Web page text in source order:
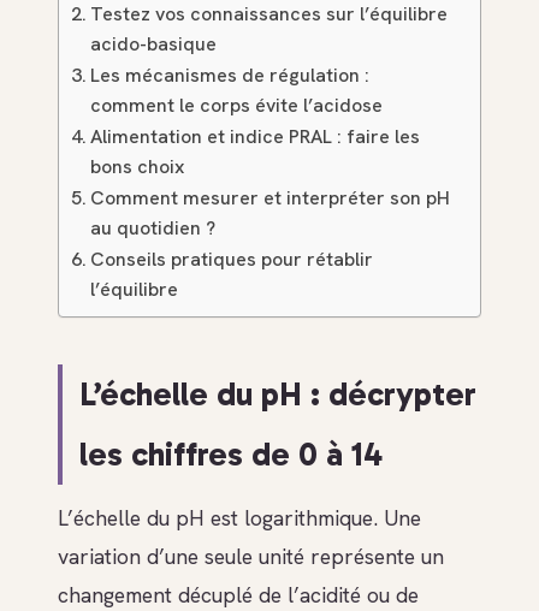
Testez vos connaissances sur l’équilibre
acido-basique
Les mécanismes de régulation :
comment le corps évite l’acidose
Alimentation et indice PRAL : faire les
bons choix
Comment mesurer et interpréter son pH
au quotidien ?
Conseils pratiques pour rétablir
l’équilibre
L’échelle du pH : décrypter
les chiffres de 0 à 14
L’échelle du pH est logarithmique. Une
variation d’une seule unité représente un
changement décuplé de l’acidité ou de